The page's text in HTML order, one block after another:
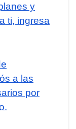
y
ti, ingresa
a las
por